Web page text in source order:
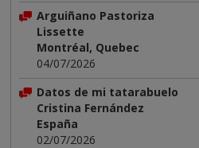
Arguiñano Pastoriza
Lissette
Montréal, Quebec
04/07/2026
Datos de mi tatarabuelo
Cristina Fernández
España
02/07/2026